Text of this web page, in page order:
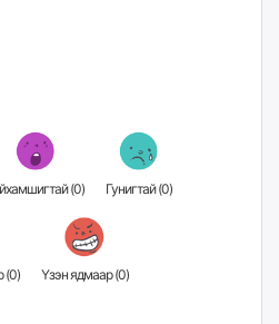
Гайхамшигтай (0) Гунигтай (0)
Жихүүцмээр (0) Үзэн ядмаар (0)